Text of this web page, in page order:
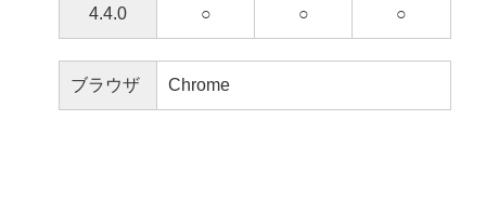
4.4.0 ○ ○ ○
ブラウザ Chrome